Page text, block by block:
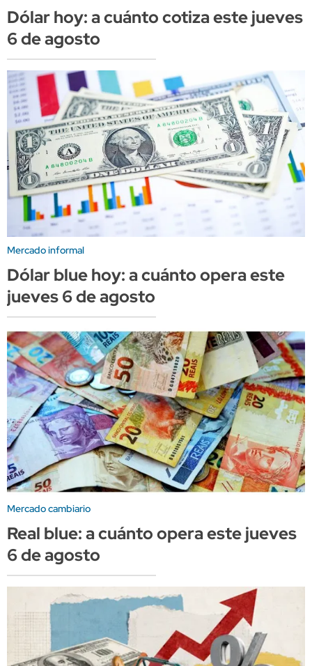
Dólar hoy: a cuánto cotiza este jueves
6 de agosto
Mercado informal
Dólar blue hoy: a cuánto opera este
jueves 6 de agosto
Mercado cambiario
Real blue: a cuánto opera este jueves
6 de agosto